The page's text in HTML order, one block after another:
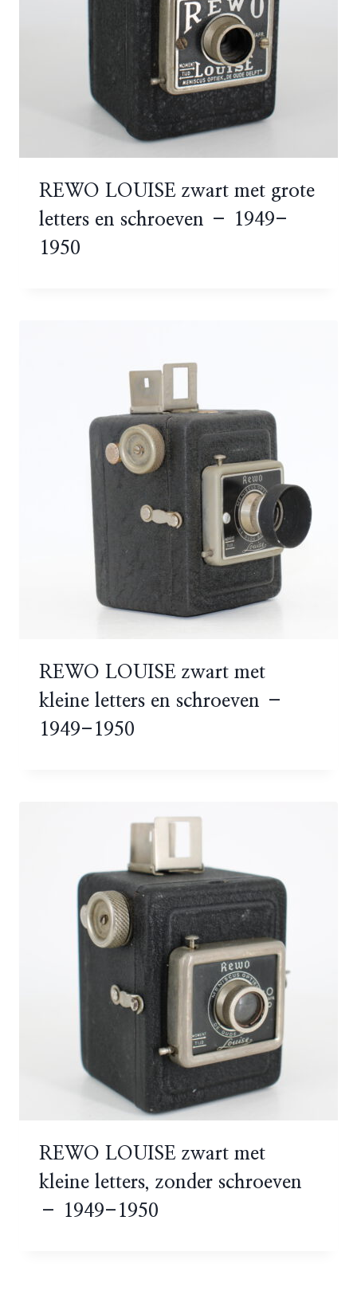
REWO LOUISE zwart met grote
letters en schroeven – 1949-
1950
REWO LOUISE zwart met
kleine letters en schroeven –
1949-1950
REWO LOUISE zwart met
kleine letters, zonder schroeven
– 1949-1950